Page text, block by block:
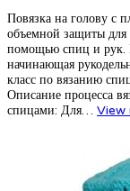
Повязка на голову с
объемной защиты для
помощью спиц и рук.
начинающая
класс по вязанию
Описание процесса
спицами: Для… View